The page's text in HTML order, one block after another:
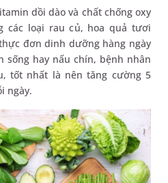
dồi dào và chất chống oxy
các loại rau củ, hoa quả tươi
đơn dinh dưỡng hàng ngày
sống hay nấu chín, bệnh nhân
tốt nhất là nên tăng cường 5
ngày.